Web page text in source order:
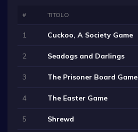
# TITOLO
1 Cuckoo, A Society Game
2 Seadogs and Darlings
3 The Prisoner Board Game
4 The Easter Game
5 Shrewd